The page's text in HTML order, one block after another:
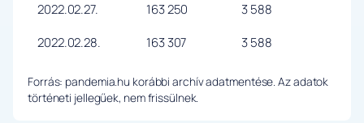
2022.02.27.
163 250
3 588
2022.02.28.
163 307 3 588
Forrás: pandemia.hu korábbi archív adatmentése. Az adatok
történeti jellegűek, nem frissülnek.